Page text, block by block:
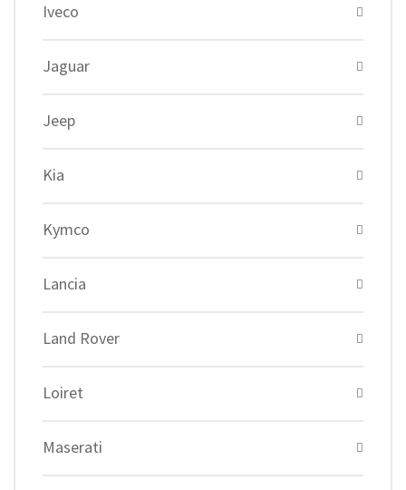
Iveco
Jaguar
Jeep
Kia
Kymco
Lancia
Land Rover
Loiret
Maserati